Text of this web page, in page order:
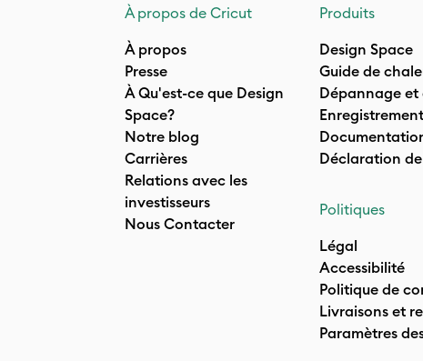
À propos de Cricut
À propos
Presse
À Qu'est-ce que Design
Space?
Notre blog
Carrières
Relations avec les
investisseurs
Nous Contacter
Produits
Design Space
Guide de
Dépannage et
Déclaration
Politiques
Légal
Accessibilité
Politique de
Livraisons et
Paramètres